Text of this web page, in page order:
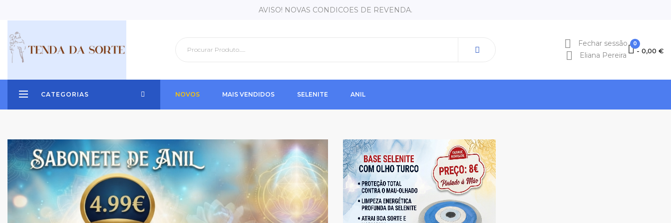
AVISO! NOVAS CONDICOES DE REVENDA.
0
- 0,00 €
 Fechar sessão
 Eliana Pereira
CATEGORIAS NOVOS MAIS VENDIDOS SELENITE ANIL